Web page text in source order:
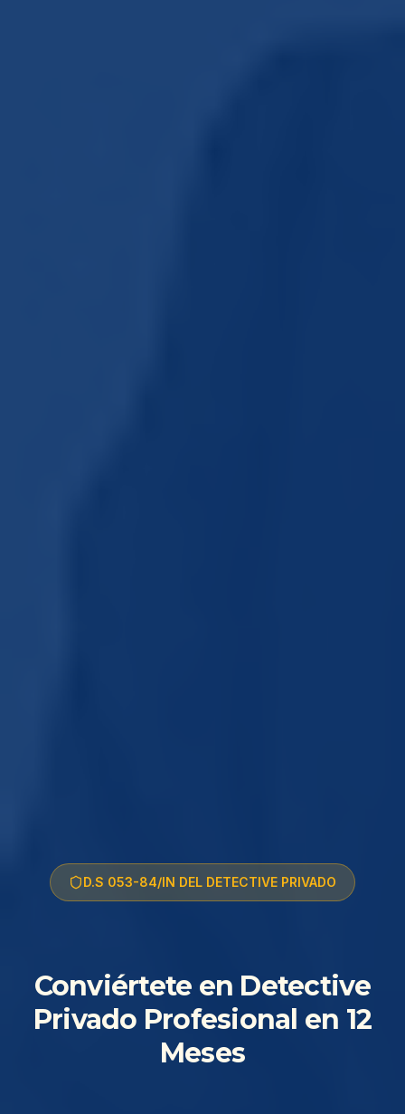
D.S 053-84/IN DEL DETECTIVE PRIVADO
Conviértete en Detective
Privado Profesional en 12
Meses